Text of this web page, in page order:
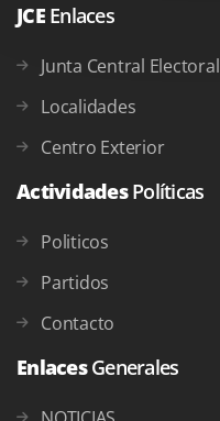
JCE Enlaces
Junta Central Electoral
Localidades
Centro Exterior
ActividadesPolíticas
Politicos
Partidos
Contacto
EnlacesGenerales